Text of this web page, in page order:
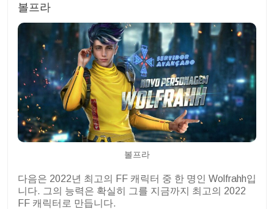
볼프라
볼프라
다음은 2022년 최고의 FF 캐릭터 중 한 명인 Wolfrahh입
니다. 그의 능력은 확실히 그를 지금까지 최고의 2022
FF 캐릭터로 만듭니다.